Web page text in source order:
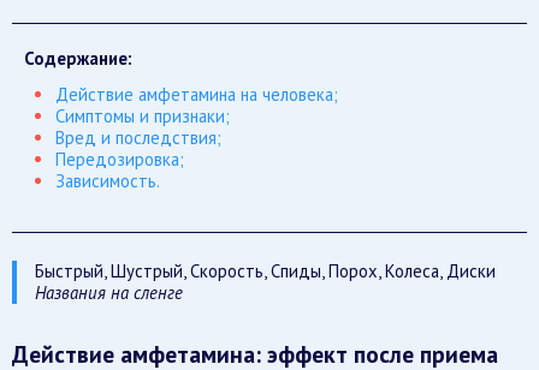
Содержание:
Действие амфетамина на человека;
Симптомы и признаки;
Вред и последствия;
Передозировка;
Зависимость.
Быстрый, Шустрый, Скорость, Спиды, Порох, Колеса, Диски
Названия на сленге
Действие амфетамина: эффект после приема